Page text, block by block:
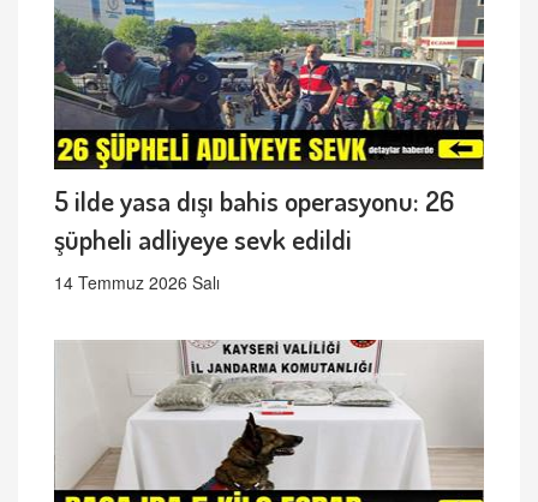
5 ilde yasa dışı bahis operasyonu: 26
şüpheli adliyeye sevk edildi
14 Temmuz 2026 Salı